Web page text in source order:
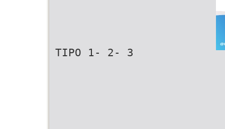
TIPO 1- 2- 3